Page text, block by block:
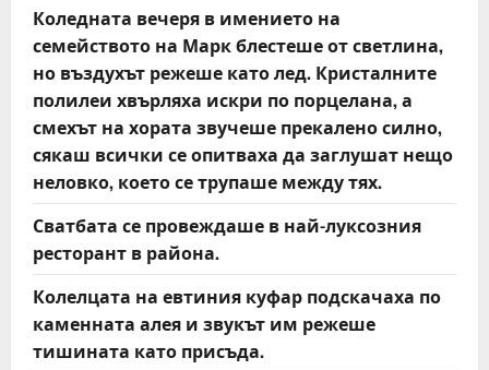
Коледната вечеря в имението на
семейството на Марк блестеше от светлина,
но въздухът режеше като лед. Кристалните
полилеи хвърляха искри по порцелана, а
смехът на хората звучеше прекалено силно,
сякаш всички се опитваха да заглушат нещо
неловко, което се трупаше между тях.
Сватбата се провеждаше в най-луксозния
ресторант в района.
Колелцата на евтиния куфар подскачаха по
каменната алея и звукът им режеше
тишината като присъда.